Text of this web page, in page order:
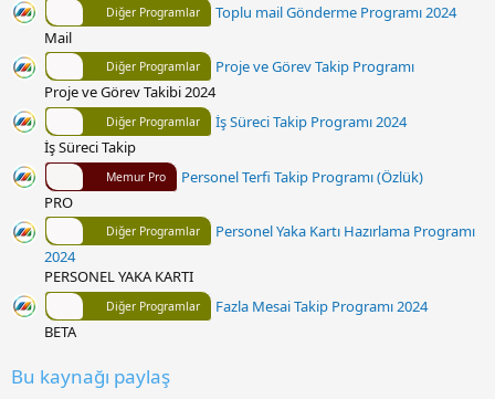
Diğer Programlar
Toplu mail Gönderme Programı 2024
Mail
Diğer Programlar
Proje ve Görev Takip Programı
Proje ve Görev Takibi 2024
Diğer Programlar
İş Süreci Takip Programı 2024
İş Süreci Takip
Memur Pro
Personel Terfi Takip Programı (Özlük)
PRO
Diğer Programlar
Personel Yaka Kartı Hazırlama Programı
2024
PERSONEL YAKA KARTI
Diğer Programlar
Fazla Mesai Takip Programı 2024
BETA
Bu kaynağı paylaş